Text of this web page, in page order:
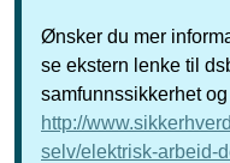
Ønsker du mer
se ekstern lenke til
samfunnssikkerhet
http://
selv/elektrisk-arbeid-